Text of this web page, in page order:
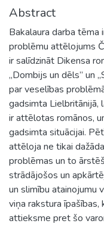
Abstract
Bakalaura darba
problēmu attēlojums
ir salīdzināt Dikensa
,,Dombijs un dēls’’ un
par veselības
gadsimta Lielbritānijā,
ir attēlotas romānos,
gadsimta situācijai.
attēloja ne tikai
problēmas un to
strādājošos un
un slimību atainojumu
viņa rakstura īpašības,
attieksme pret šo